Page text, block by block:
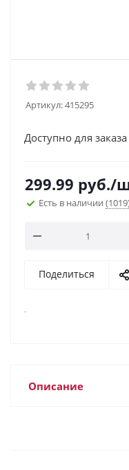
Артикул:415295
Доступно для
299.99 руб./
Есть в наличии
Поделиться
.
Описание